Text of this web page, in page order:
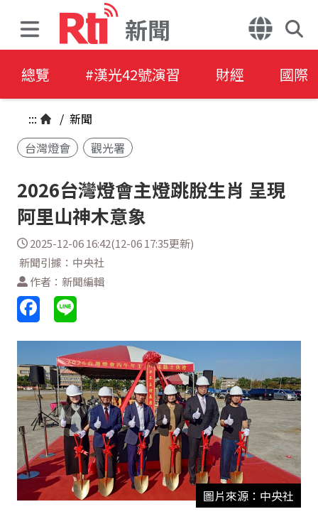
新聞
總覽 #漢光42號演習 財經 國際
::: / 新聞
台灣燈會
觀光署
2026台灣燈會主燈跳脫生肖 呈現
阿里山神木意象
2025-12-06 16:42(12-06 17:35更新)
新聞引據：中央社
作者：新聞編輯
圖片來源：中央社